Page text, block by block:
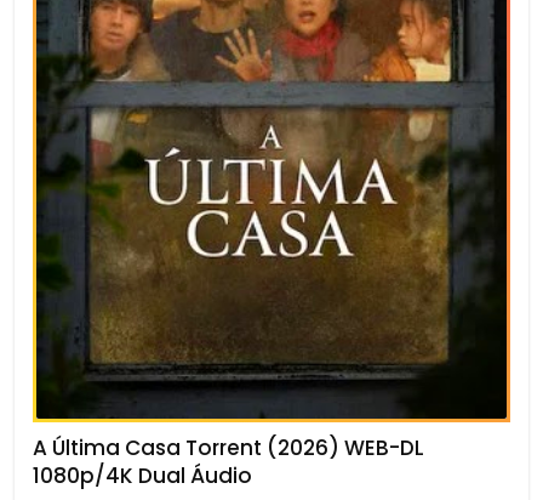
A Última Casa Torrent (2026) WEB-DL
1080p/4K Dual Áudio